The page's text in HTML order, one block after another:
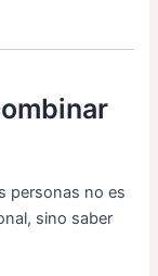
personas no es
sino saber